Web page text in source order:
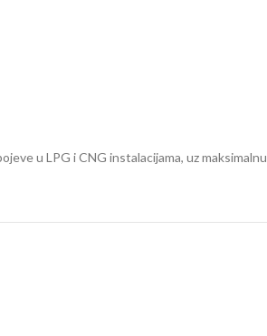
u LPG i CNG instalacijama, uz